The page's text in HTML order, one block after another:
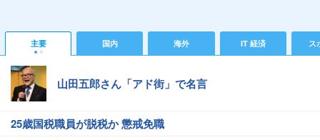
主要 国内 海外 IT 経済 ス
山田五郎さん「アド街」で名言
25歳国税職員が脱税か 懲戒免職